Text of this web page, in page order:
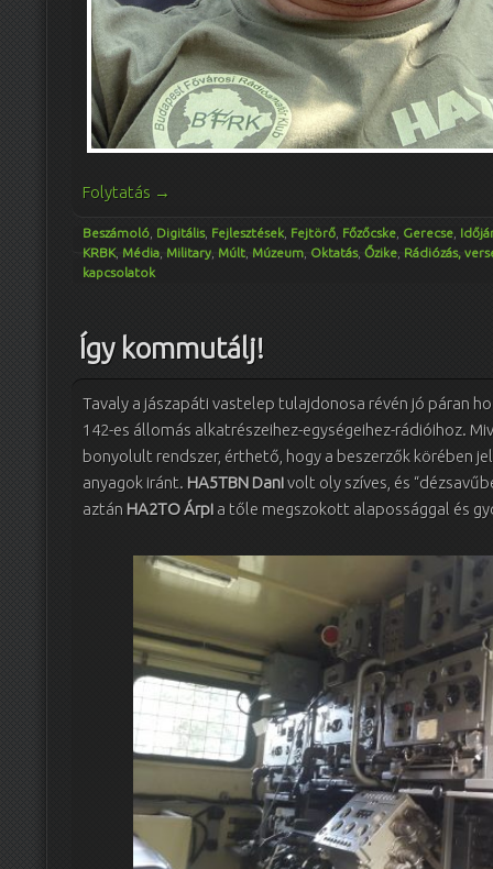
Folytatás →
Beszámoló Digitális, Fejlesztések Fejtörő Főzőcske Gerecse
KRBK, Média Military Múlt Múzeum Oktatás, Őzike Rádiózás,
kapcsolatok
Így kommutálj!
Tavaly a jászapáti vastelep tulajdonosa révén jó páran
142-es állomás alkatrészeihez-egységeihez-rádióihoz.
bonyolult rendszer, érthető, hogy a beszerzők körében
anyagok iránt. HA5TBN Danivolt oly szíves, és
aztán HA2TO Árpi a tőle megszokott alapossággal és